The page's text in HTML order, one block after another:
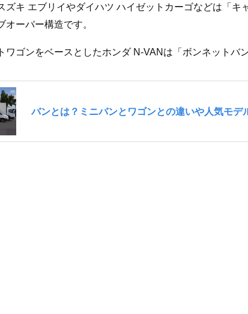
ズキ エブリイやダイハツ ハイゼットカーゴなどは「キ
オーバー構造です。
ワゴンをベースとしたホンダ N-VANは「ボンネットバ